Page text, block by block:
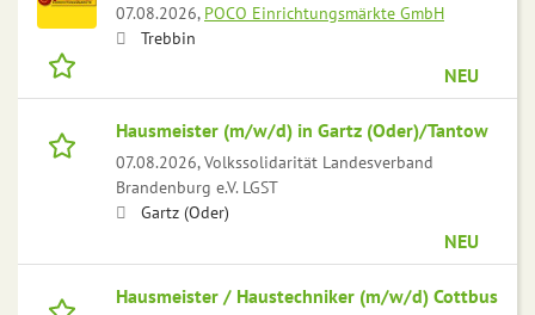
07.08.2026, POCO Einrichtungsmärkte GmbH
Trebbin
NEU
Hausmeister (m/w/d) in Gartz (Oder)/Tantow
07.08.2026,Volkssolidarität Landesverband
Brandenburg e.V. LGST
Gartz (Oder)
NEU
Hausmeister / Haustechniker (m/w/d) Cottbus